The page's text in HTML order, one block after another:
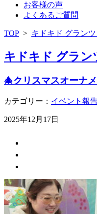
お客様の声
よくあるご質問
TOP > キドキド グラン
キドキド グラン
🎄クリスマスオーナ
カテゴリー： イベント報
2025年12月17日